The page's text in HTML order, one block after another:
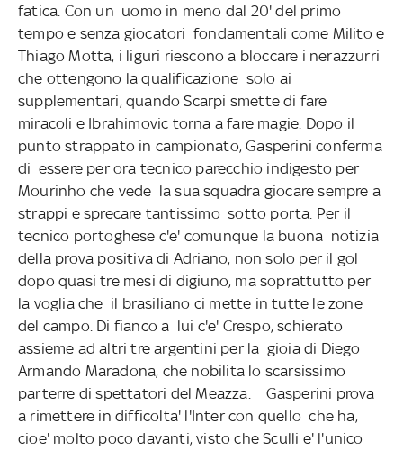
fatica. Con un uomo in meno dal 20' del primo
tempo e senza giocatori fondamentali come Milito e
Thiago Motta, i liguri riescono a bloccare i nerazzurri
che ottengono la qualificazione solo ai
supplementari, quando Scarpi smette di fare
miracoli e Ibrahimovic torna a fare magie. Dopo il
punto strappato in campionato, Gasperini conferma
di essere per ora tecnico parecchio indigesto per
Mourinho che vede la sua squadra giocare sempre a
strappi e sprecare tantissimo sotto porta. Per il
tecnico portoghese c'e' comunque la buona notizia
della prova positiva di Adriano, non solo per il gol
dopo quasi tre mesi di digiuno, ma soprattutto per
la voglia che il brasiliano ci mette in tutte le zone
del campo. Di fianco a lui c'e' Crespo, schierato
assieme ad altri tre argentini per la gioia di Diego
Armando Maradona, che nobilita lo scarsissimo
parterre di spettatori del Meazza.
Gasperini prova
a rimettere in difficolta' l'Inter con quello che ha,
cioe' molto poco davanti, visto che Sculli e' l'unico